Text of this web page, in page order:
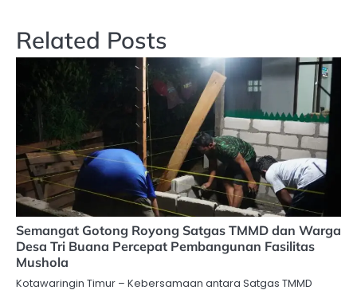
Related Posts
Semangat Gotong Royong Satgas TMMD dan Warga
Desa Tri Buana Percepat Pembangunan Fasilitas
Mushola
Kotawaringin Timur – Kebersamaan antara Satgas TMMD